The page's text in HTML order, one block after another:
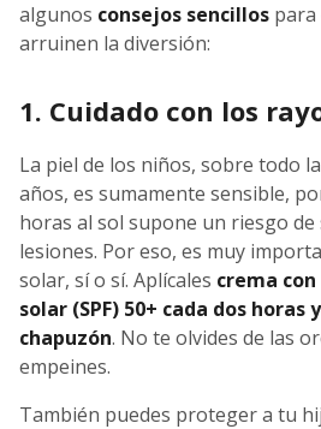
algunos consejos sencillos para
arruinen la diversión:
1. Cuidado con los
La piel de los niños, sobre todo
años, es sumamente sensible,
horas al sol supone un riesgo
lesiones. Por eso, es muy
solar, sí o sí. Aplícales crema
solar (SPF) 50+ cada dos horas
chapuzón. No te olvides de las
empeines.
También puedes proteger a tu